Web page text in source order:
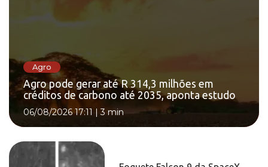
Agro
Agro pode gerar até R 314,3 milhões em
créditos de carbono até 2035, aponta estudo
06/08/2026 17:11 |3 min